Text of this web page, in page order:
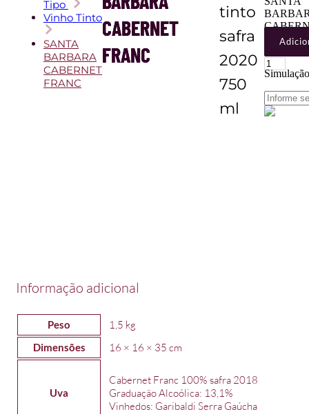
Tipo
Vinho Tinto
SANTA
BARBARA
CABERNET
FRANC
CABERNET
FRANC
tinto
safra
2020
750
ml
FRANC
Informação adicional
Peso 1,5 kg
Dimensões 16 × 16 × 35 cm
Uva
Cabernet Franc 100% safra 2018
Graduação Alcoólica: 13,1%
Vinhedos: Garibaldi Serra Gaúcha